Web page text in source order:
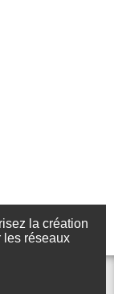
la création
les réseaux